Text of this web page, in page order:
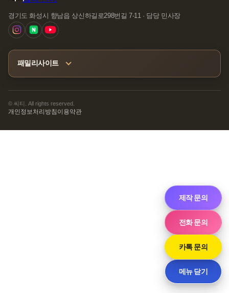
제작 문의
전화 문의
카톡 문의
메뉴 닫기
경기도 화성시 향남읍 상신하길로298번길 7-11 · 담당 민사장
패밀리사이트
© 씨티. All rights reserved.
개인정보처리방침 이용약관